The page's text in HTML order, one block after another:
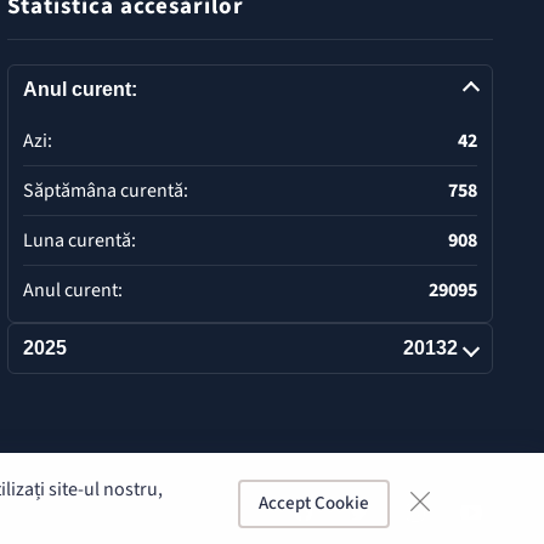
Statistica accesărilor
Anul curent:
Azi:
42
Săptămâna curentă:
758
Luna curentă:
908
Anul curent:
29095
2025 20132
Deschide
site-ul nostru,
Accept Cookie